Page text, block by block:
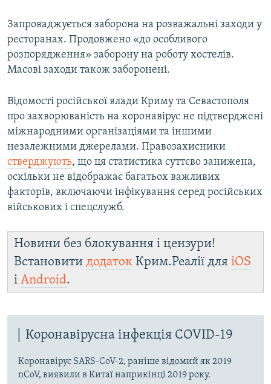
Запроваджується заборона на розважальні заходи у
ресторанах. Продовжено «до особливого
розпорядження» заборону на роботу хостелів.
Масові заходи також заборонені.
Відомості російської влади Криму та Севастополя
про захворюваність на коронавірус не підтверджені
міжнародними організаціями та іншими
незалежними джерелами. Правозахисники
стверджують, що ця статистика суттєво занижена,
оскільки не відображає багатьох важливих
факторів, включаючи інфікування серед російських
військових і спецслужб.
Новини без блокування і цензури!
Встановити додаток Крим.Реалії для iOS
і Android.
Коронавірусна інфекція COVID-19
Коронавірус SARS-CoV-2, раніше відомий як 2019
nCoV, виявили в Китаї наприкінці 2019 року.